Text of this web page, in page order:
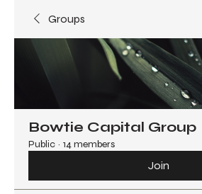
Groups
Bowtie Capital Group
Public · 14 members
Join